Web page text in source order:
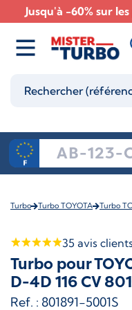
Jusqu'à -60% sur
Turbo Turbo TOYOTA Turbo
35 avis clients
Turbo pour
D-4D 116 CV
Ref. : 801891-5001S